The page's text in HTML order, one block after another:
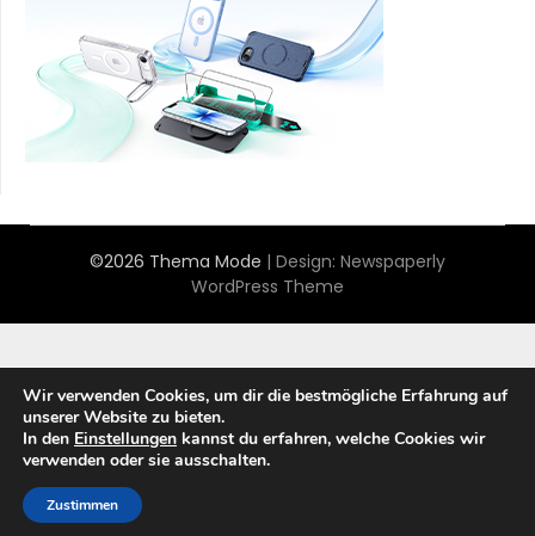
©2026 Thema Mode | Design: Newspaperly
WordPress Theme
Wir verwenden Cookies, um dir die bestmögliche Erfahrung auf
unserer Website zu bieten.
In den Einstellungen kannst du erfahren, welche Cookies wir
verwenden oder sie ausschalten.
Zustimmen